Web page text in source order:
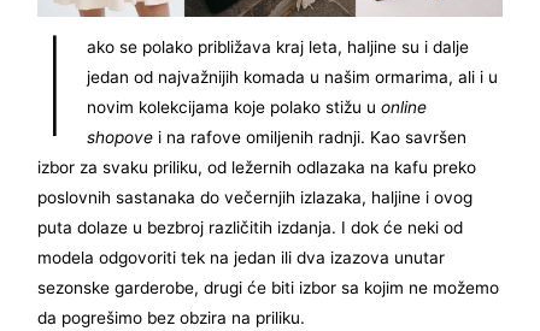
I
ako se polako približava kraj leta, haljine su i dalje
jedan od najvažnijih komada u našim ormarima, ali i u
novim kolekcijama koje polako stižu u online
shopovei na rafove omiljenih radnji. Kao savršen
izbor za svaku priliku, od ležernih odlazaka na kafu preko
poslovnih sastanaka do večernjih izlazaka, haljine i ovog
puta dolaze u bezbroj različitih izdanja. I dok će neki od
modela odgovoriti tek na jedan ili dva izazova unutar
sezonske garderobe, drugi će biti izbor sa kojim ne možemo
da pogrešimo bez obzira na priliku.